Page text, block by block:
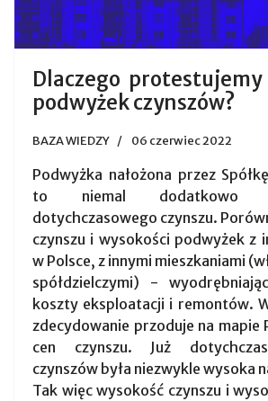
Dlaczego
podwyżek czynszów?
BAZA WIEDZY 06 czerwiec 2022
Podwyżka nałożona przez
to niemal dodatkowo
dotychczasowego czynszu.
czynszu i wysokości podwyżek z
w Polsce, z innymi mieszkaniami
spółdzielczymi) -
koszty eksploatacji i remontów.
zdecydowanie przoduje na mapie
cen czynszu. Już
czynszów była niezwykle wysoka
Tak więc wysokość czynszu i